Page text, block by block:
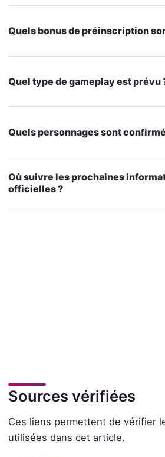
Quels bonus de préinscription
Quel type de gameplay est prévu
Quels personnages sont
Où suivre les prochaines
officielles ?
Sources vérifiées
Ces liens permettent de vérifier
utilisées dans cet article.